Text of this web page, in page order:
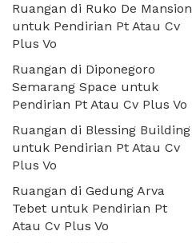
Ruangan di Ruko De Mansion
untuk Pendirian Pt Atau Cv
Plus Vo
Ruangan di Diponegoro
Semarang Space untuk
Pendirian Pt Atau Cv Plus Vo
Ruangan di Blessing Building
untuk Pendirian Pt Atau Cv
Plus Vo
Ruangan di Gedung Arva
Tebet untuk Pendirian Pt
Atau Cv Plus Vo